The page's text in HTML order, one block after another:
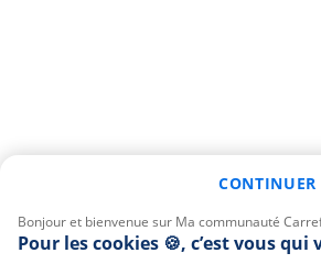
Bonjour et bienvenue sur Ma communauté
Pour les cookies 🍪, c’est vous qui
CONTINUER